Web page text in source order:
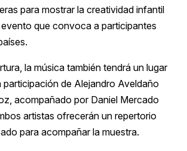
para mostrar la creatividad infantil
que convoca a participantes
la música también tendrá un lugar
participación de Alejandro Aveldaño
acompañado por Daniel Mercado
artistas ofrecerán un repertorio
para acompañar la muestra.